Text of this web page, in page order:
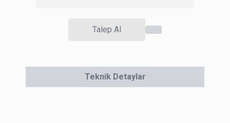
Talep Al
Teknik Detaylar